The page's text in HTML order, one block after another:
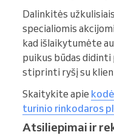
Dalinkitės
specialiomis
kad išlaikytumėte
puikus būdas
stiprinti ryšį su
Skaitykite apie
turinio rinkodaros
Atsiliepimai ir